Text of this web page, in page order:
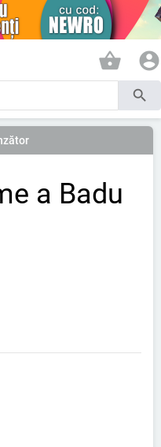
shopping_basket account_circle
search
a Badu